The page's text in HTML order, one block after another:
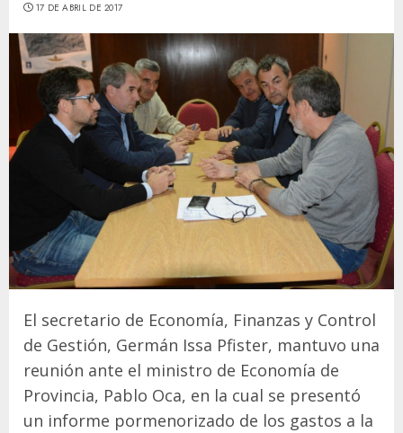
17 DE ABRIL DE 2017
El secretario de Economía, Finanzas y Control
de Gestión, Germán Issa Pfister, mantuvo una
reunión ante el ministro de Economía de
Provincia, Pablo Oca, en la cual se presentó
un informe pormenorizado de los gastos a la